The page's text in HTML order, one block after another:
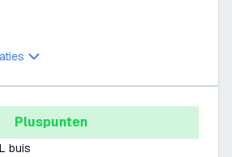
Pluspunten
buis